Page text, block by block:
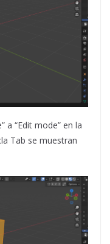
a “Edit mode” en la
Tab se muestran